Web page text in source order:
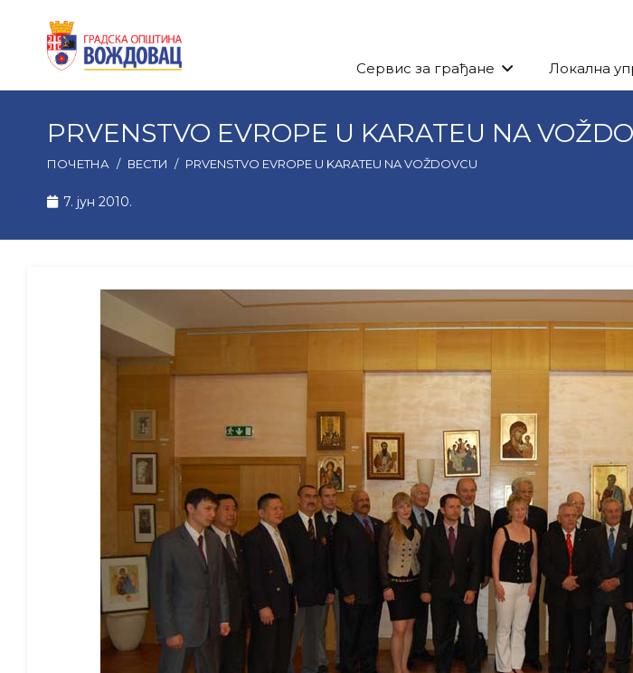
Сервис за грађане Локална
PRVENSTVO EVROPE U KARATEU NA
ПОЧЕТНА / ВЕСТИ / PRVENSTVO EVROPE U KARATEU NA VOŽDOVCU
7. јун 2010.